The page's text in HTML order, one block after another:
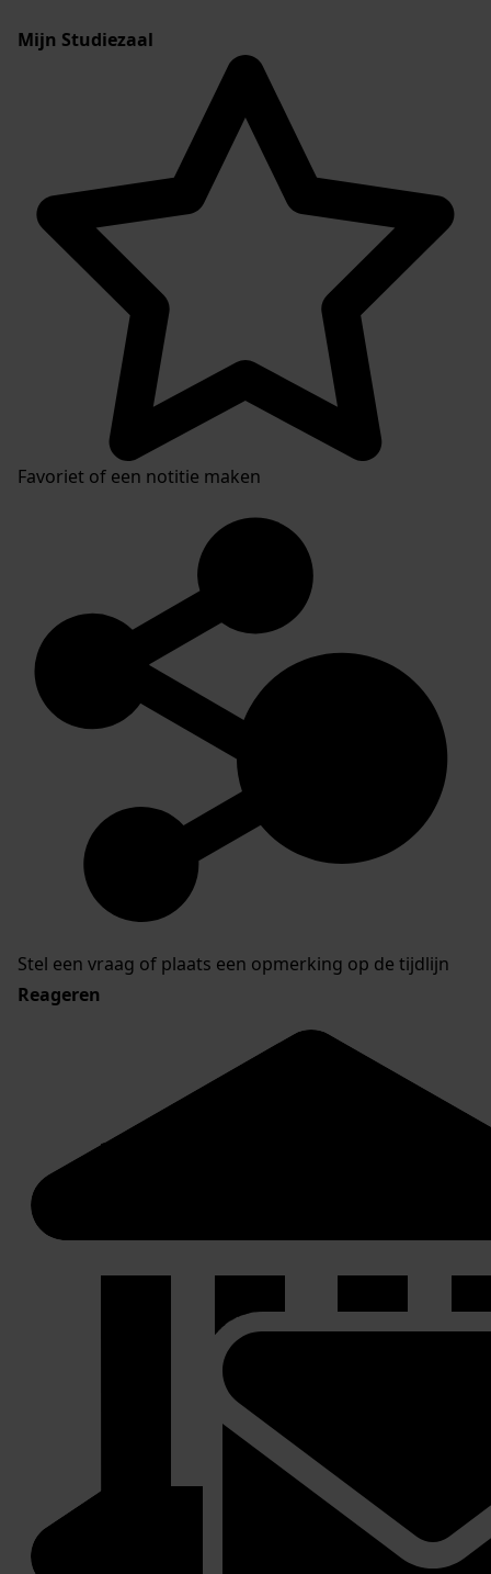
Mijn Studiezaal
Favoriet of een notitie maken
Stel een vraag of plaats een opmerking op de tijdlijn
Reageren